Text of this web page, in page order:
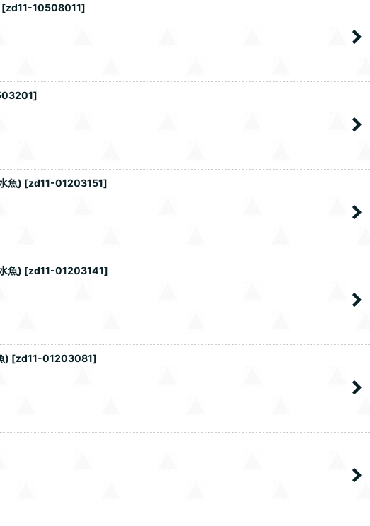
[zd11-10508011]
]
魚) [zd11-01203151]
魚) [zd11-01203141]
) [zd11-01203081]